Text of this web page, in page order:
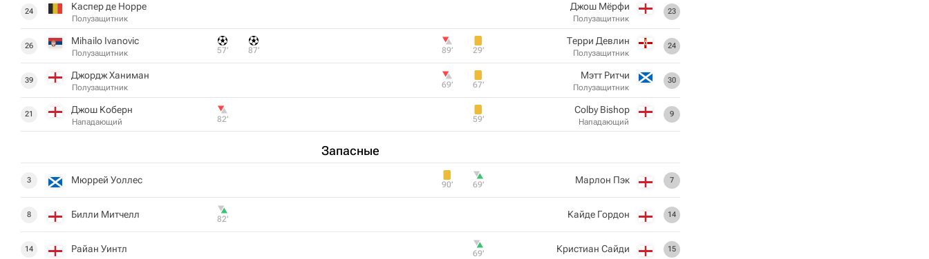
24 Каспер де Норре
Полузащитник
26 Mihailo Ivanovic
Полузащитник 57‎’‎ 87‎’‎
39 Джордж Ханиман
Полузащитник
21 Джош Коберн
Нападающий 82‎’‎
Запасные
3 Мюррей Уоллес
8 Билли Митчелл 82‎’‎
14 Райан Уинтл
23
Джош Мёрфи
Полузащитник
24
Терри Девлин
Полузащитник
29‎’‎
89‎’‎
30
Мэтт Ритчи
Полузащитник
67‎’‎
69‎’‎
9
Colby Bishop
Нападающий
59‎’‎
7
Марлон Пэк
69‎’‎
90‎’‎
14
Кайде Гордон
15
Кристиан Сайди
69‎’‎